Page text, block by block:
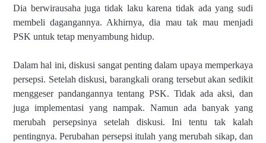
Dia berwirausaha juga tidak laku karena tidak ada yang sudi
membeli dagangannya. Akhirnya, dia mau tak mau menjadi
PSK untuk tetap menyambung hidup.
Dalam hal ini, diskusi sangat penting dalam upaya memperkaya
persepsi. Setelah diskusi, barangkali orang tersebut akan sedikit
menggeser pandangannya tentang PSK. Tidak ada aksi, dan
juga implementasi yang nampak. Namun ada banyak yang
merubah persepsinya setelah diskusi. Ini tentu tak kalah
pentingnya. Perubahan persepsi itulah yang merubah sikap, dan